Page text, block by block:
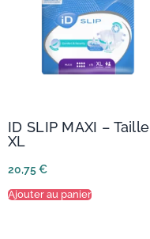
ID SLIP MAXI – Taille
XL
20,75€
Ajouter au panier